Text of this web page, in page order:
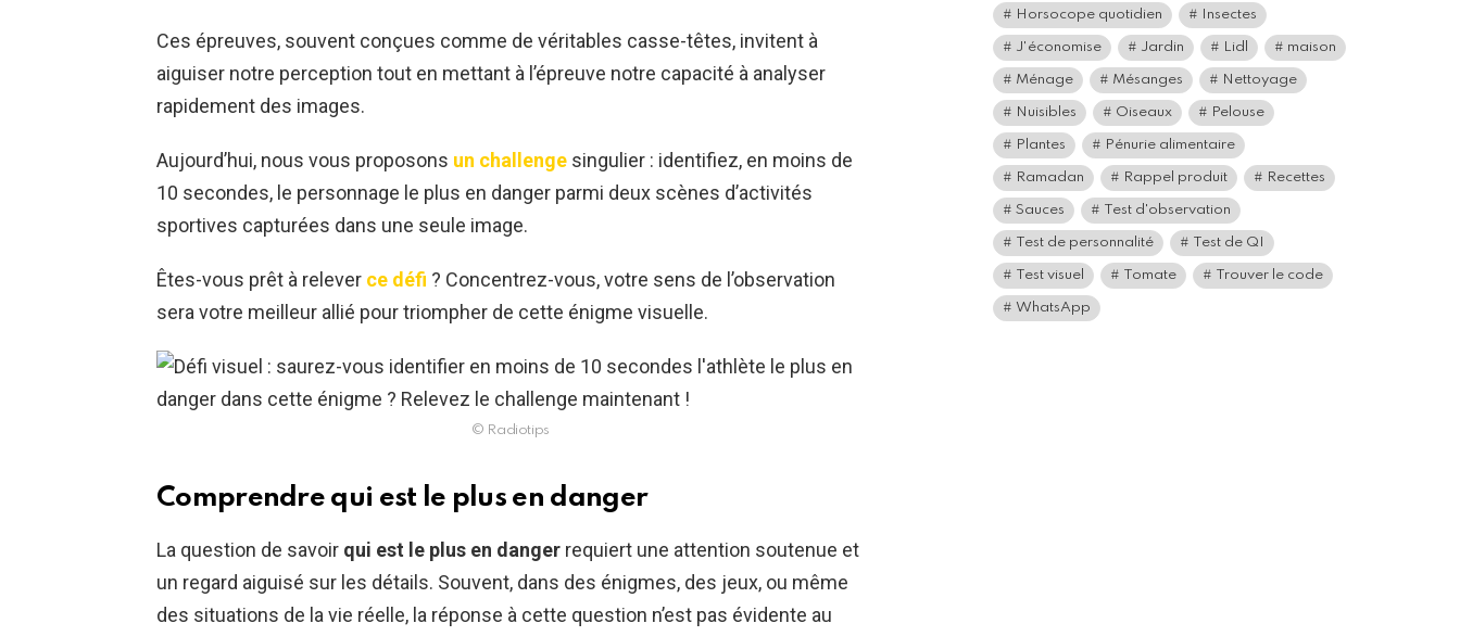
Ces épreuves, souvent conçues comme de véritables casse-têtes, invitent à
aiguiser notre perception tout en mettant à l’épreuve notre capacité à analyser
rapidement des images.
Aujourd’hui, nous vous proposons un challenge singulier : identifiez, en moins de
10 secondes, le personnage le plus en danger parmi deux scènes d’activités
sportives capturées dans une seule image.
Êtes-vous prêt à relever ce défi ? Concentrez-vous, votre sens de l’observation
sera votre meilleur allié pour triompher de cette énigme visuelle.
© Radiotips
Comprendre qui est le plus en danger
La question de savoir qui est le plus en danger requiert une attention soutenue et
un regard aiguisé sur les détails. Souvent, dans des énigmes, des jeux, ou même
des situations de la vie réelle, la réponse à cette question n’est pas évidente au
Horsocope quotidien Insectes
J'économise Jardin Lidl maison
Ménage Mésanges Nettoyage
Nuisibles Oiseaux Pelouse
Plantes Pénurie alimentaire
Ramadan Rappel produit Recettes
Sauces Test d'observation
Test de personnalité Test de QI
Test visuel Tomate Trouver le code
WhatsApp